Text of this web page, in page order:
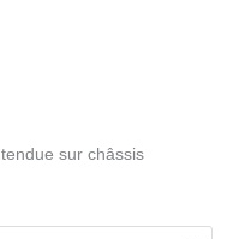
tendue sur châssis